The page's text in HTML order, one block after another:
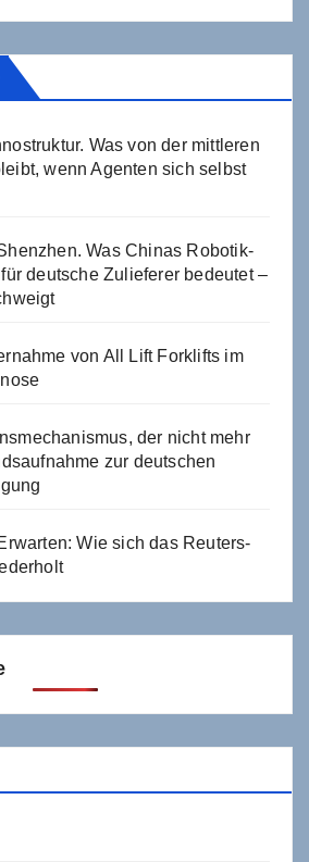
Was von der mittleren
wenn Agenten sich selbst
Was Chinas Robotik-
deutsche Zulieferer bedeutet –
von All Lift Forklifts im
der nicht mehr
zur deutschen
Wie sich das Reuters-